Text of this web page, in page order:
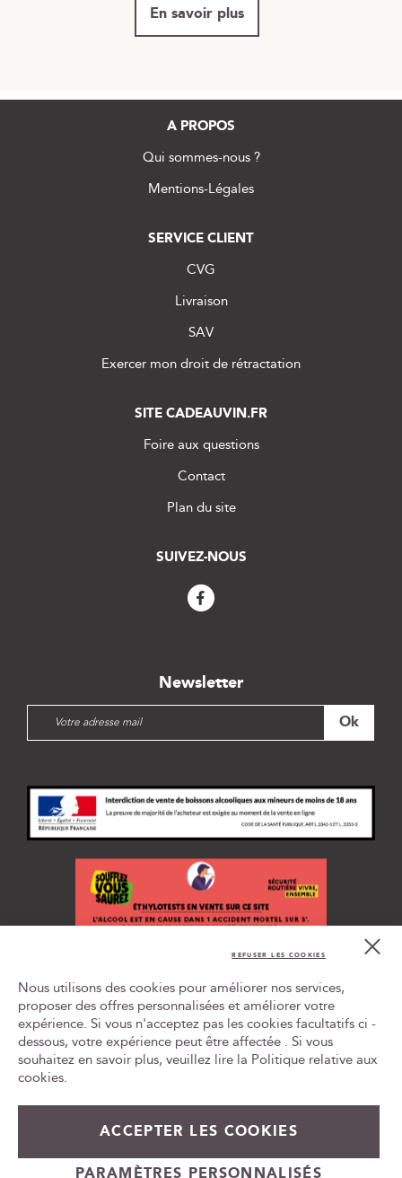
+
Ajouter au panier
En savoir plus
A PROPOS
Qui sommes-nous ?
Mentions-Légales
SERVICE CLIENT
CVG
Livraison
SAV
Exercer mon droit de rétractation
SITE CADEAUVIN.FR
Foire aux questions
Contact
Plan du site
SUIVEZ-NOUS
Newsletter
I
r
t
n
r
e
n
e
w
s
e
e
Ok
CONSOMMER AVEC MODÉRATION
Nous utilisons des cookies pour améliorer nos services,
proposer des offres personnalisées et améliorer votre
expérience. Si vous n'acceptez pas les cookies facultatifs ci -
dessous, votre expérience peut être affectée . Si vous
souhaitez en savoir plus, veuillez lire la Politique relative aux
cookies.
ACCEPTER LES COOKIES
REFUSER LES COOKIES